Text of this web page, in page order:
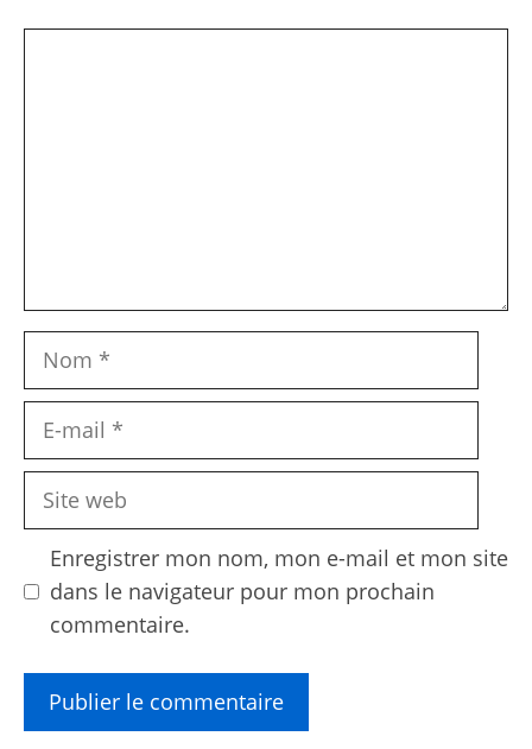
Nom
Site
Enregistrer mon nom, mon e-mail et mon site
dans le navigateur pour mon prochain
commentaire.